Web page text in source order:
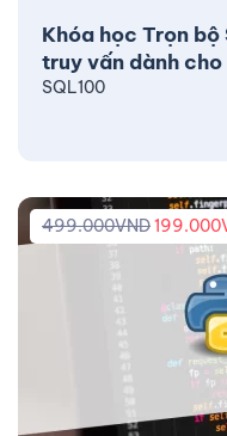
Khóa học Trọn
truy vấn dành
SQL100
499.000VND199.000